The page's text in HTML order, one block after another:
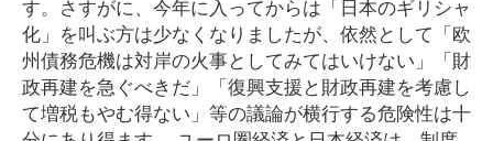
す。さすがに、今年に入ってからは「日本のギリシャ
化」を叫ぶ方は少なくなりましたが、依然として「欧
州債務危機は対岸の火事としてみてはいけない」「財
政再建を急ぐべきだ」「復興支援と財政再建を考慮し
て増税もやむ得ない」等の議論が横行する危険性は十